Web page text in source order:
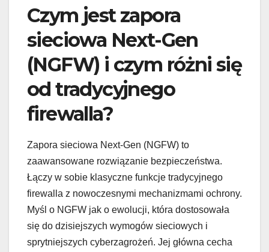
Czym jest zapora
sieciowa Next-Gen
(NGFW) i czym różni się
od tradycyjnego
firewalla?
Zapora sieciowa Next-Gen (NGFW) to
zaawansowane rozwiązanie bezpieczeństwa.
Łączy w sobie klasyczne funkcje tradycyjnego
firewalla z nowoczesnymi mechanizmami ochrony.
Myśl o NGFW jak o ewolucji, która dostosowała
się do dzisiejszych wymogów sieciowych i
sprytniejszych cyberzagrożeń. Jej główna cecha